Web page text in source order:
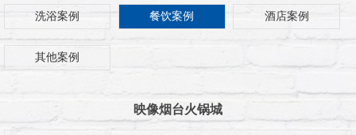
洗浴案例
餐饮案例 酒店案例
其他案例
映像烟台火锅城